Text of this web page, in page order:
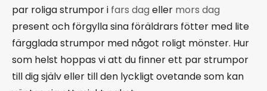
par roliga strumpor i fars dag eller mors dag
present och förgylla sina föräldrars fötter med lite
färgglada strumpor med något roligt mönster. Hur
som helst hoppas vi att du finner ett par strumpor
till dig själv eller till den lyckligt ovetande som kan